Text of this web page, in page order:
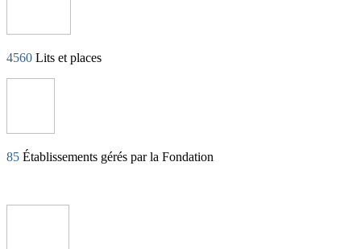
4560 Lits et places
85 Établissements gérés par la Fondation